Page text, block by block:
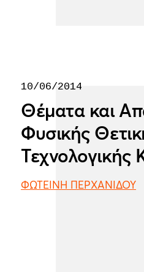
10/06/2014
Θέματα και
Φυσικής
Τεχνολογικής
ΦΩΤΕΙΝΗ ΠΕΡΧΑΝΙΔΟΥ